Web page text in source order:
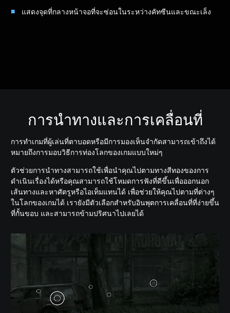
แสดงจุดที่กลางหน้าจอที่จะซ่อนในระหว่างคัทซีนและขณะเล็ง
การนำทางและการเคลื่อนที่
การทำเกมที่ผู้เล่นที่ตาบอดหรือมีการมองเห็นจำกัดสามารถเข้าถึงได้
หมายถึงการมอบวิธีการท่องโลกของเกมแบบใหม่ๆ
ตัวช่วยการนำทางสามารถใช้เพื่อนำคุณไปตามทางสีทองของการ
ดำเนินเรื่องได้หรือคุณสามารถใช้โหมดการฟังที่ดีขึ้นเพื่อออกนอก
เส้นทางและหาศัตรูหรือไอเท็มแทนได้ เพื่อช่วยให้คุณไปตามที่ต่างๆ
ในโลกของเกมได้ เรายังมีตัวเลือกสำหรับอินพุตการเคลื่อนที่ที่ง่ายขึ้น
ที่กั้นขอบ และสามารถข้ามปริศนาไปเลยได้